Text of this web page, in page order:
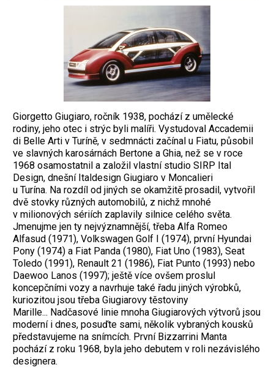
Giorgetto Giugiaro, ročník 1938, pochází z umělecké
rodiny, jeho otec i strýc byli malíři. Vystudoval Accademii
di Belle Arti v Turíně, v sedmnácti začínal u Fiatu, působil
ve slavných karosárnách Bertone a Ghia, než se v roce
1968 osamostatnil a založil vlastní studio SIRP Ital
Design, dnešní Italdesign Giugiaro v Moncalieri
u Turína. Na rozdíl od jiných se okamžitě prosadil, vytvořil
dvě stovky různých automobilů, z nichž mnohé
v milionových sériích zaplavily silnice celého světa.
Jmenujme jen ty nejvýznamnější, třeba Alfa Romeo
Alfasud (1971), Volkswagen Golf I (1974), první Hyundai
Pony (1974) a Fiat Panda (1980), Fiat Uno (1983), Seat
Toledo (1991), Renault 21 (1986), Fiat Punto (1993) nebo
Daewoo Lanos (1997); ještě více ovšem proslul
koncepčními vozy a navrhuje také řadu jiných výrobků,
kuriozitou jsou třeba Giugiarovy těstoviny
Marille... Nadčasové linie mnoha Giugiarových výtvorů jsou
moderní i dnes, posuďte sami, několik vybraných kousků
představujeme na snímcích. První Bizzarrini Manta
pochází z roku 1968, byla jeho debutem v roli nezávislého
designera.